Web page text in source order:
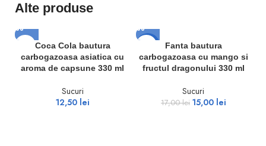
Alte produse
Coca Cola bautura
carbogazoasa asiatica cu
aroma de capsune 330 ml
Sucuri
12,50 lei
Fanta bautura
carbogazoasa cu mango si
fructul dragonului 330 ml
Sucuri
17,00lei 15,00 lei